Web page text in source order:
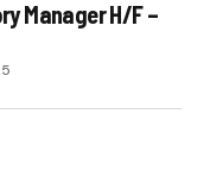
Manager H/F –